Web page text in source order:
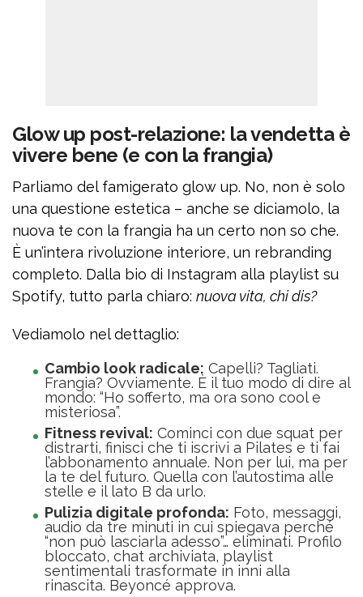
Glow up post-relazione: la vendetta è
vivere bene (e con la frangia)
Parliamo del famigerato glow up. No, non è solo
una questione estetica – anche se diciamolo, la
nuova te con la frangia ha un certo non so che.
È un’intera rivoluzione interiore, un rebranding
completo. Dalla bio di Instagram alla playlist su
Spotify, tutto parla chiaro: nuova vita, chi dis?
Vediamolo nel dettaglio:
Cambio look radicale: Capelli? Tagliati.
Frangia? Ovviamente. È il tuo modo di dire al
mondo: “Ho sofferto, ma ora sono cool e
misteriosa”.
Fitness revival: Cominci con due squat per
distrarti, finisci che ti iscrivi a Pilates e ti fai
l’abbonamento annuale. Non per lui, ma per
la te del futuro. Quella con l’autostima alle
stelle e il lato B da urlo.
Pulizia digitale profonda: Foto, messaggi,
audio da tre minuti in cui spiegava perché
“non può lasciarla adesso”… eliminati. Profilo
bloccato, chat archiviata, playlist
sentimentali trasformate in inni alla
rinascita. Beyoncé approva.